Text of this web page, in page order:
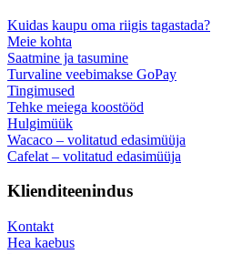
Kuidas kaupu oma riigis tagastada?
Meie kohta
Saatmine ja tasumine
Turvaline veebimakse GoPay
Tingimused
Tehke meiega koostööd
Hulgimüük
Wacaco – volitatud edasimüüja
Cafelat – volitatud edasimüüja
Klienditeenindus
Kontakt
Hea kaebus